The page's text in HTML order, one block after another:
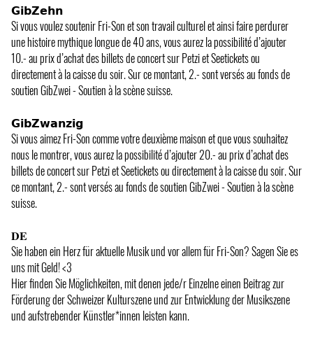
𝗚𝗶𝗯𝗭𝗲𝗵𝗻
Si vous voulez soutenir Fri-Son et son travail culturel et ainsi faire perdurer
une histoire mythique longue de 40 ans, vous aurez la possibilité d’ajouter
10.- au prix d’achat des billets de concert sur Petzi et Seetickets ou
directement à la caisse du soir. Sur ce montant, 2.- sont versés au fonds de
soutien GibZwei - Soutien à la scène suisse.
𝗚𝗶𝗯𝗭𝘄𝗮𝗻𝘇𝗶𝗴
Si vous aimez Fri-Son comme votre deuxième maison et que vous souhaitez
nous le montrer, vous aurez la possibilité d’ajouter 20.- au prix d’achat des
billets de concert sur Petzi et Seetickets ou directement à la caisse du soir. Sur
ce montant, 2.- sont versés au fonds de soutien GibZwei - Soutien à la scène
suisse.
𝐃𝐄
Sie haben ein Herz für aktuelle Musik und vor allem für Fri-Son? Sagen Sie es
uns mit Geld! <3
Hier finden Sie Möglichkeiten, mit denen jede/r Einzelne einen Beitrag zur
Förderung der Schweizer Kulturszene und zur Entwicklung der Musikszene
und aufstrebender Künstler*innen leisten kann.